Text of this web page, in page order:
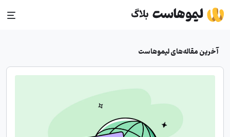
Skip
to
آخرین مقاله‌های لیموهاست